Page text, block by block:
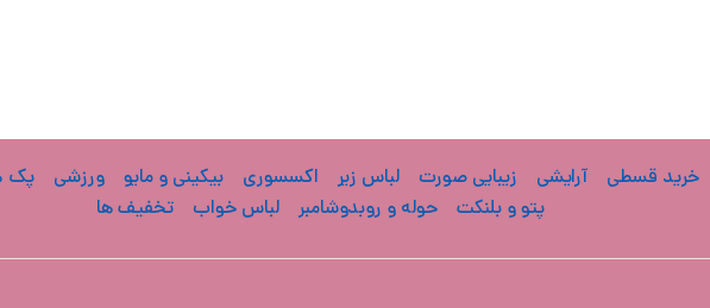
خرید قسطی آرایشی زیبایی صورت لباس زیر اکسسوری بیکینی و مایو ورزشی
پک
پتو و بلنکت
حوله و روبدوشامبر لباس خواب تخفیف ها